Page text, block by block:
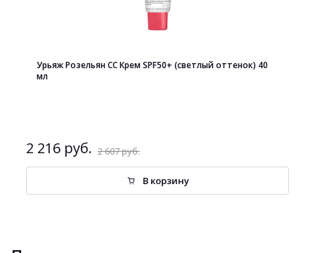
Урьяж Розельян СС Крем SPF50+ (светлый оттенок) 40
мл
2 216 руб. 2 607 руб.
В корзину